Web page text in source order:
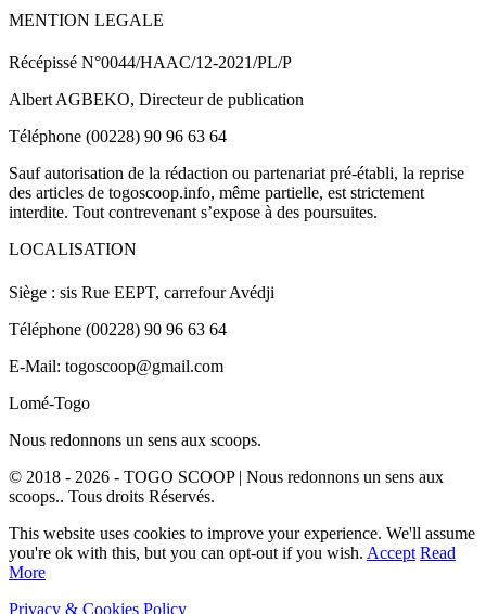
MENTION LEGALE
Récépissé N°0044/HAAC/12-2021/PL/P
Albert AGBEKO, Directeur de publication
Téléphone (00228) 90 96 63 64
Sauf autorisation de la rédaction ou partenariat pré-établi, la reprise
des articles de togoscoop.info, même partielle, est strictement
interdite. Tout contrevenant s’expose à des poursuites.
LOCALISATION
Siège : sis Rue EEPT, carrefour Avédji
Téléphone (00228) 90 96 63 64
E-Mail: togoscoop@gmail.com
Lomé-Togo
Nous redonnons un sens aux scoops.
© 2018 - 2026 - TOGO SCOOP | Nous redonnons un sens aux
scoops.. Tous droits Réservés.
This website uses cookies to improve your experience. We'll assume
you're ok with this, but you can opt-out if you wish. Accept Read
More
Privacy & Cookies Policy